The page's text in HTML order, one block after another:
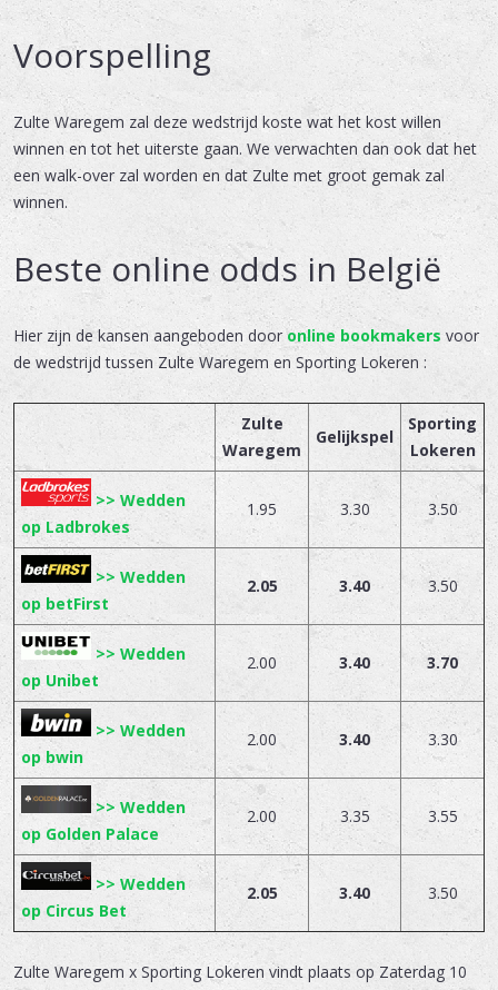
Voorspelling
Zulte Waregem zal deze wedstrijd koste wat het kost willen
winnen en tot het uiterste gaan. We verwachten dan ook dat het
een walk-over zal worden en dat Zulte met groot gemak zal
winnen.
Beste online odds in België
Hier zijn de kansen aangeboden door online bookmakers voor
de wedstrijd tussen Zulte Waregem en Sporting Lokeren :
Zulte
Waregem
Gelijkspel
Sporting
Lokeren
>> Wedden
op Ladbrokes
1.95 3.30 3.50
>> Wedden
op betFirst
2.05 3.40 3.50
>> Wedden
op Unibet
2.00 3.40 3.70
>> Wedden
op bwin
2.00 3.40 3.30
>> Wedden
op Golden Palace
2.00 3.35 3.55
>> Wedden
op Circus Bet
2.05 3.40 3.50
Zulte Waregem x Sporting Lokeren vindt plaats op Zaterdag 10